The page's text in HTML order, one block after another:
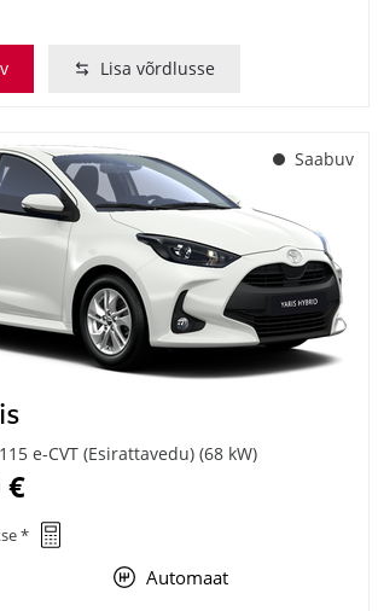
Lisa võrdlusse
Saabuv
e-CVT (Esirattavedu) (68 kW)
€
*
Automaat